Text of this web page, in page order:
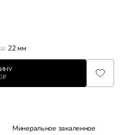
22 мм
₽
Минеральное закаленное